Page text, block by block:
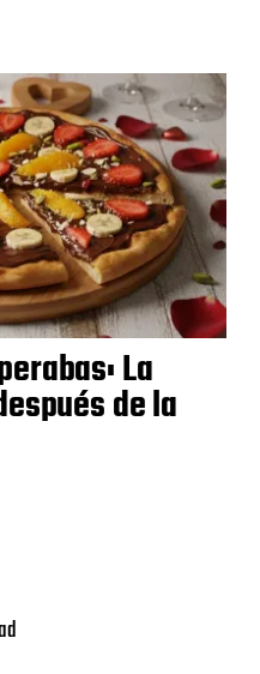
La
de la